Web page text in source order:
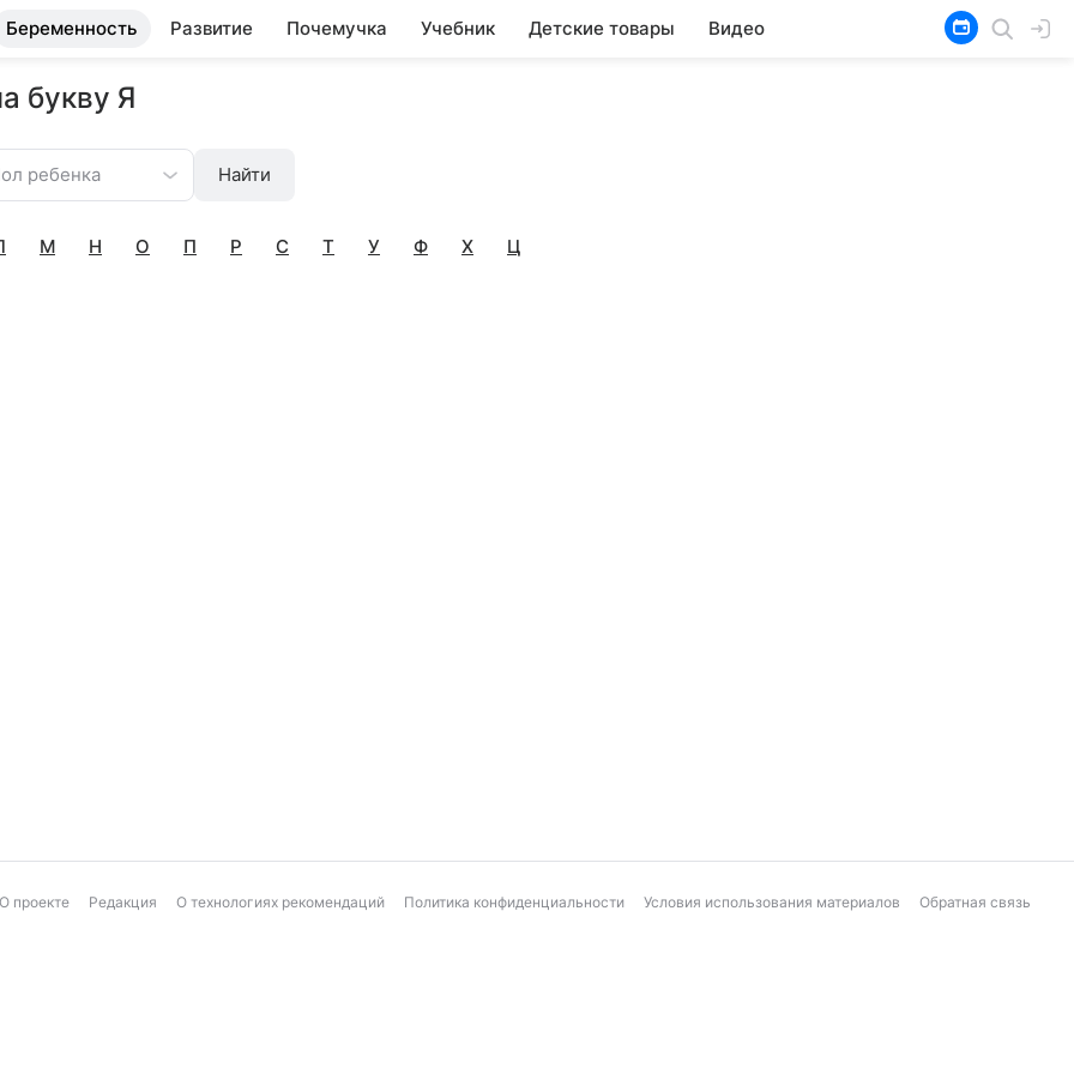
Беременность Развитие Почемучка Учебник Детские товары Видео
букву Я
ребенка Найти
М Н О П Р С Т У Ф Х Ц
О проекте Редакция О технологиях рекомендаций Политика конфиденциальности Условия использования материалов Обратная связь